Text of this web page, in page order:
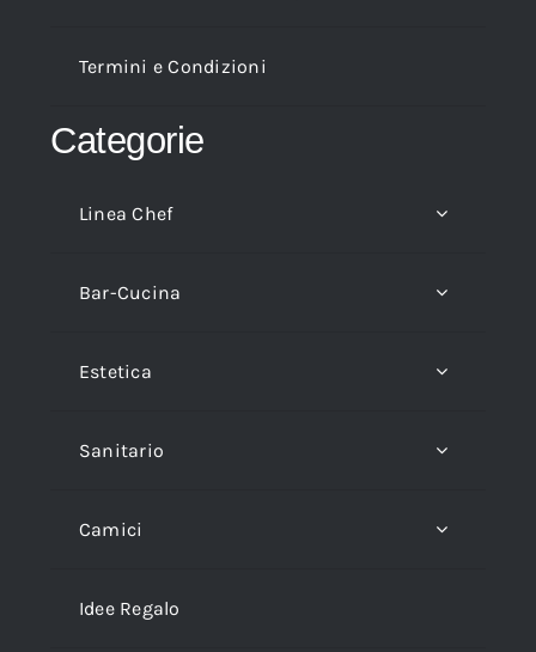
Termini e Condizioni
Categorie
Linea Chef
Bar-Cucina
Estetica
Sanitario
Camici
Idee Regalo